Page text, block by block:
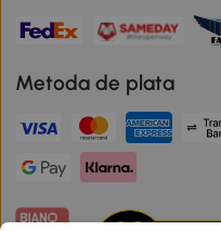
Metoda de plata